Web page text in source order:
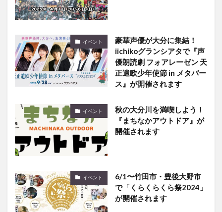
イベント
豪華声優が大分に集結！
iichikoグランシアタで『声
優朗読劇 フォアレーゼン 天
正遣欧少年使節 in メタバー
ス』が開催されます
イベント
秋の大分川を満喫しよう！
『まちなかアウトドア』が
開催されます
イベント
6/1〜竹田市・豊後大野市
で「くらくらくら祭2024」
が開催されます